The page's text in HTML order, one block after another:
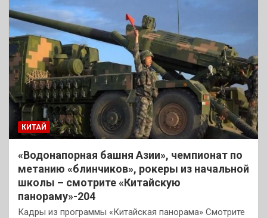
КИТАЙ
«Водонапорная башня Азии», чемпионат по
метанию «блинчиков», рокеры из начальной
школы – смотрите «Китайскую
панораму»-204
Кадры из программы «Китайская панорама» Смотрите